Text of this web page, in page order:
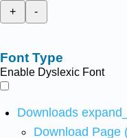
+
-
Font Type
Enable Dyslexic Font
Downloads
Download Page